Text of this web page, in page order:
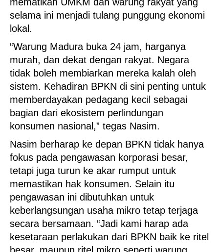
selama ini menjadi tulang punggung ekonomi
lokal.
“Warung Madura buka 24 jam, harganya
murah, dan dekat dengan rakyat. Negara
tidak boleh membiarkan mereka kalah oleh
sistem. Kehadiran BPKN di sini penting untuk
memberdayakan pedagang kecil sebagai
bagian dari ekosistem perlindungan
konsumen nasional,” tegas Nasim.
Nasim berharap ke depan BPKN tidak hanya
fokus pada pengawasan korporasi besar,
tetapi juga turun ke akar rumput untuk
memastikan hak konsumen. Selain itu
pengawasan ini dibutuhkan untuk
keberlangsungan usaha mikro tetap terjaga
secara bersamaan. “Jadi kami harap ada
kesetaraan perlakukan dari BPKN baik ke ritel